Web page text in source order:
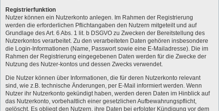
Registrierfunktion
Nutzer können ein Nutzerkonto anlegen. Im Rahmen der Registrierung
werden die erforderlichen Pflichtangaben den Nutzern mitgeteilt und auf
Grundlage des Art. 6 Abs. 1 lit. b DSGVO zu Zwecken der Bereitstellung des
Nutzerkontos verarbeitet. Zu den verarbeiteten Daten gehören insbesondere
die Login-Informationen (Name, Passwort sowie eine E-Mailadresse). Die im
Rahmen der Registrierung eingegebenen Daten werden für die Zwecke der
Nutzung des Nutzer-kontos und dessen Zwecks verwendet.
Die Nutzer können über Informationen, die für deren Nutzerkonto relevant
sind, wie z.B. technische Änderungen, per E-Mail informiert werden. Wenn
Nutzer ihr Nutzerkonto gekündigt haben, werden deren Daten im Hinblick auf
das Nutzerkonto, vorbehaltlich einer gesetzlichen Aufbewahrungspflicht,
gelöscht. Es obliegt den Nutzern, ihre Daten bei erfolgter Kündigung vor dem